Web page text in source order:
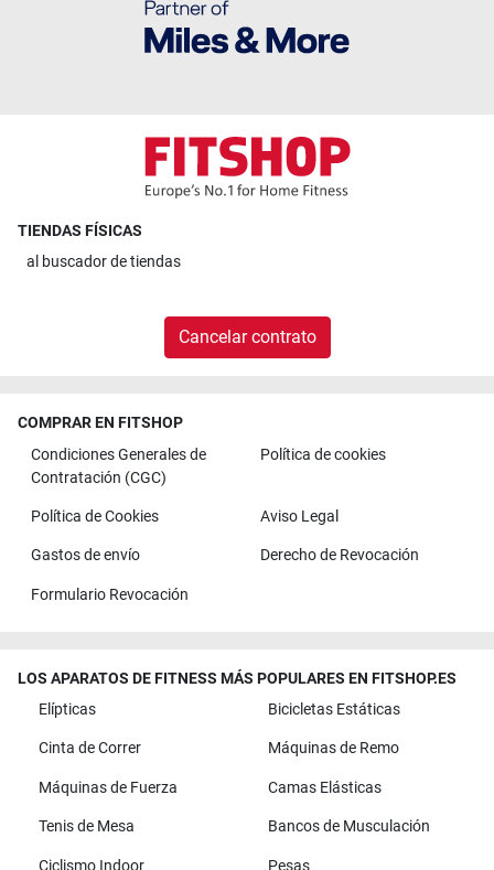
TIENDAS FÍSICAS
al buscador de tiendas
Cancelar contrato
COMPRAR EN FITSHOP
Condiciones Generales de
Contratación (CGC)
Política de cookies
Política de Cookies Aviso Legal
Gastos de envío Derecho de Revocación
Formulario Revocación
LOS APARATOS DE FITNESS MÁS POPULARES EN FITSHOP.ES
Elípticas
Bicicletas Estáticas
Cinta de Correr Máquinas de Remo
Máquinas de Fuerza Camas Elásticas
Tenis de Mesa Bancos de Musculación
Ciclismo Indoor Pesas